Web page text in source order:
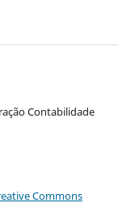
Contabilidade
Commons